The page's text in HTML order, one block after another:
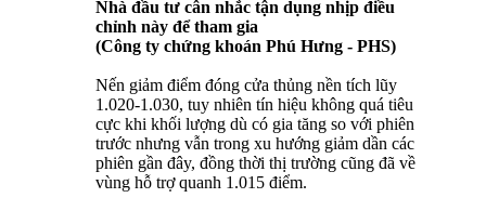
Nhà đầu tư cân nhắc tận dụng nhịp điều
chỉnh này để tham gia
(Công ty chứng khoán Phú Hưng - PHS)
Nến giảm điểm đóng cửa thủng nền tích lũy
1.020-1.030, tuy nhiên tín hiệu không quá tiêu
cực khi khối lượng dù có gia tăng so với phiên
trước nhưng vẫn trong xu hướng giảm dần các
phiên gần đây, đồng thời thị trường cũng đã về
vùng hỗ trợ quanh 1.015 điểm.